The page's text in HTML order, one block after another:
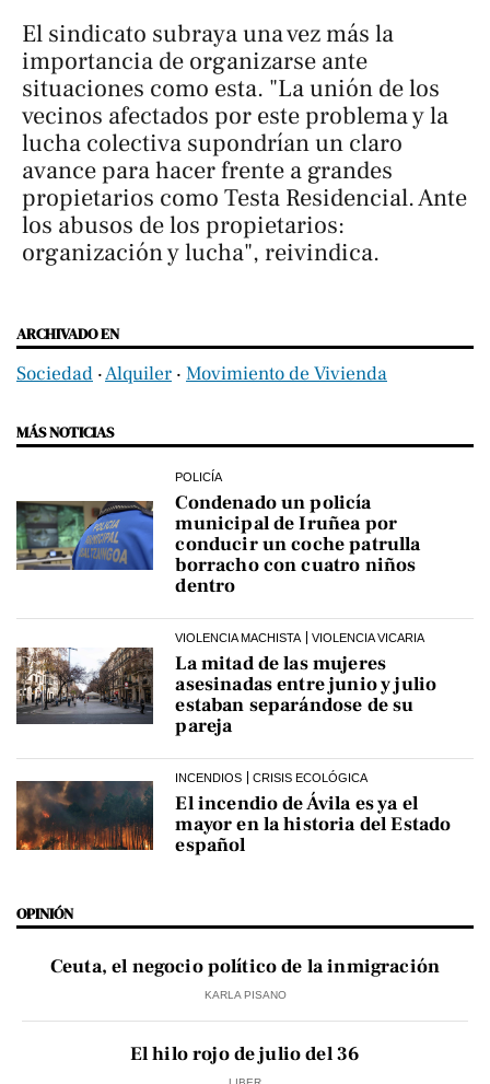
El sindicato subraya una vez más la
importancia de organizarse ante
situaciones como esta. "La unión de los
vecinos afectados por este problema y la
lucha colectiva supondrían un claro
avance para hacer frente a grandes
propietarios como Testa Residencial. Ante
los abusos de los propietarios:
organización y lucha", reivindica.
ARCHIVADO EN
Sociedad ‧Alquiler ‧ Movimiento de Vivienda
MÁS NOTICIAS
POLICÍA
Condenado un policía
municipal de Iruñea por
conducir un coche patrulla
borracho con cuatro niños
dentro
VIOLENCIA MACHISTA VIOLENCIA VICARIA
La mitad de las mujeres
asesinadas entre junio y julio
estaban separándose de su
pareja
INCENDIOS CRISIS ECOLÓGICA
El incendio de Ávila es ya el
mayor en la historia del Estado
español
OPINIÓN
Ceuta, el negocio político de la inmigración
KARLA PISANO
El hilo rojo de julio del 36